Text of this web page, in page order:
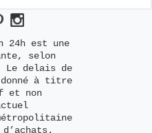
24h est une
selon
delais de
à titre
et non